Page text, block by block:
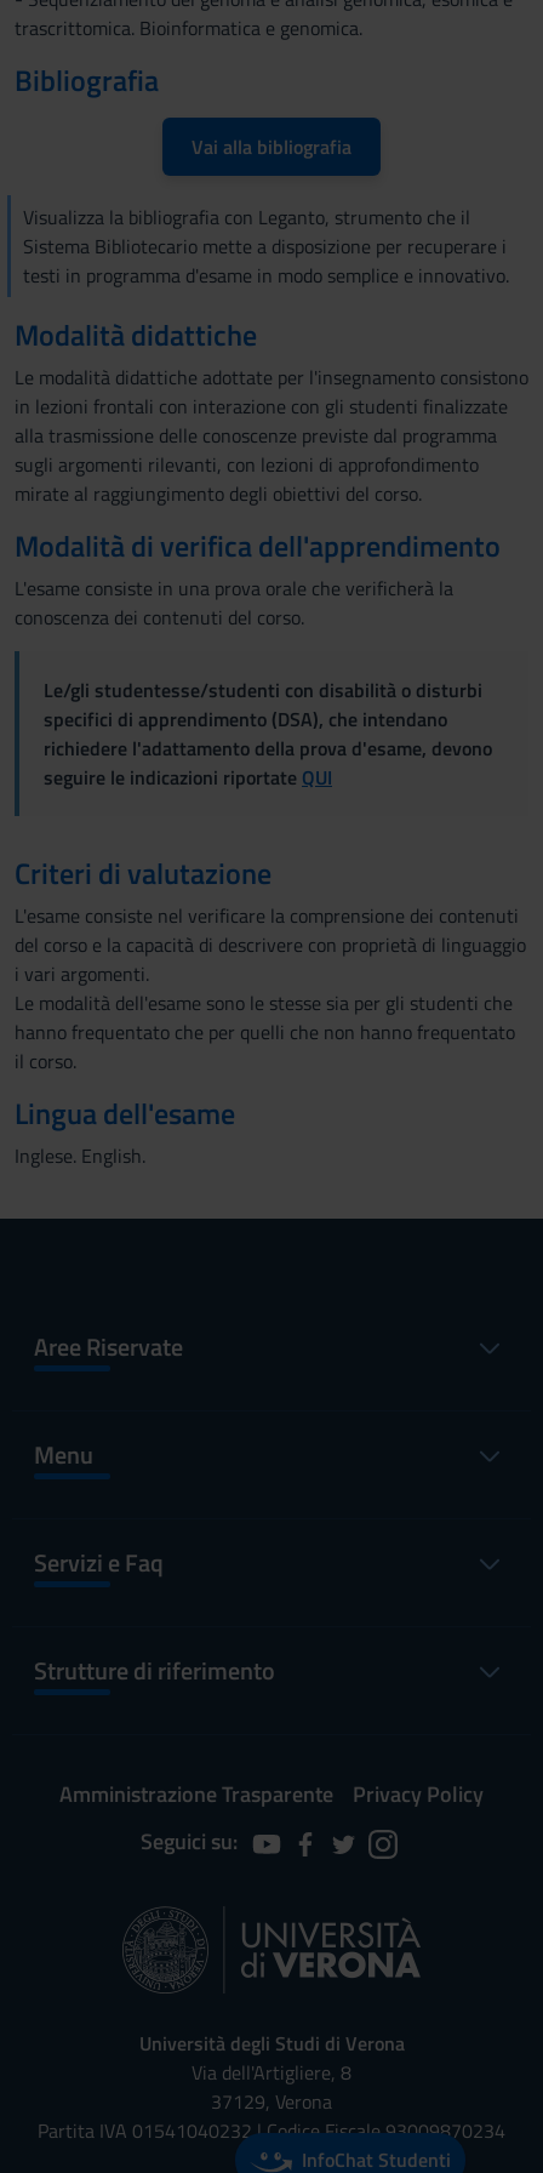
trascrittomica. Bioinformatica e genomica.
Bibliografia
Vai alla bibliografia
Visualizza la bibliografia con Leganto, strumento che il
Sistema Bibliotecario mette a disposizione per recuperare i
testi in programma d'esame in modo semplice e innovativo.
Modalità didattiche
Le modalità didattiche adottate per l'insegnamento consistono
in lezioni frontali con interazione con gli studenti finalizzate
alla trasmissione delle conoscenze previste dal programma
sugli argomenti rilevanti, con lezioni di approfondimento
mirate al raggiungimento degli obiettivi del corso.
Modalità di verifica dell'apprendimento
L'esame consiste in una prova orale che verificherà la
conoscenza dei contenuti del corso.
Le/gli studentesse/studenti con disabilità o disturbi
specifici di apprendimento (DSA), che intendano
richiedere l'adattamento della prova d'esame, devono
seguire le indicazioni riportate QUI
Criteri di valutazione
L'esame consiste nel verificare la comprensione dei contenuti
del corso e la capacità di descrivere con proprietà di linguaggio
i vari argomenti.
Le modalità dell'esame sono le stesse sia per gli studenti che
hanno frequentato che per quelli che non hanno frequentato
il corso.
Lingua dell'esame
Inglese. English.
Aree Riservate
Menu
Servizi e Faq
Strutture di riferimento
Amministrazione Trasparente
Privacy Policy
Seguici su:
Università degli Studi di Verona
Via dell'Artigliere, 8
37129, Verona
Partita IVA 01541040232 | Codice Fiscale 93009870234
InfoChat Studenti